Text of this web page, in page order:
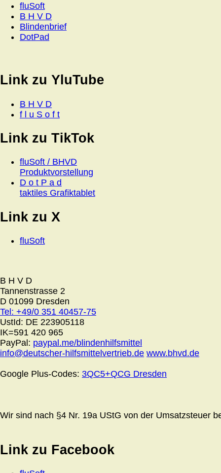
fluSoft
B H V D
Blindenbrief
DotPad
Link zu YluTube
B H V D
f l u S o f t
Link zu TikTok
fluSoft / BHVD
Produktvorstellung
D o t P a d
taktiles Grafiktablet
Link zu X
fluSoft
B H V D
Tannenstrasse 2
D 01099 Dresden
Tel: +49/0 351 40457-75
UstId: DE 223905118
IK=591 420 965
PayPal: paypal.me/blindenhilfsmittel
info@deutscher-hilfsmittelvertrieb.de www.bhvd.de
Google Plus-Codes: 3QC5+QCG Dresden
Wir sind nach §4 Nr. 19a UStG von der Umsatzsteuer
Link zu Facebook